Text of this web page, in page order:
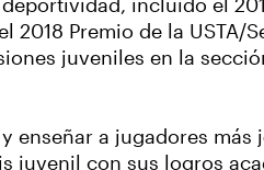
incluido el
2018 Premio de la USTA/
juveniles en la
enseñar a jugadores más
juvenil con sus logros